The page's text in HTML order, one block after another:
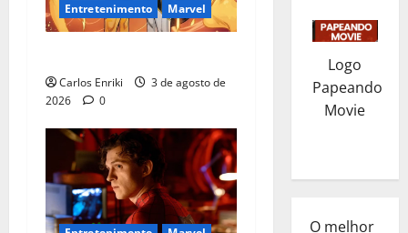
Entretenimento Marvel
Carlos Enriki
3 de agosto de
2026
0
Logo
Papeando
Movie
O melhor